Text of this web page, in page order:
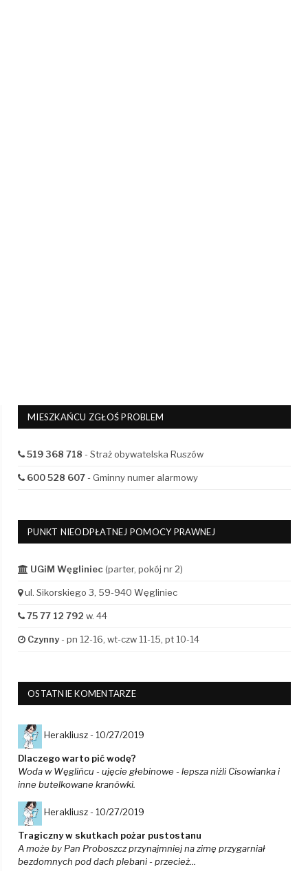
MIESZKAŃCU ZGŁOŚ PROBLEM
519 368 718 - Straż obywatelska Ruszów
600 528 607- Gminny numer alarmowy
PUNKT NIEODPŁATNEJ POMOCY PRAWNEJ
UGiM Węgliniec (parter, pokój nr 2)
ul. Sikorskiego 3, 59-940 Węgliniec
75 77 12 792 w. 44
Czynny- pn 12-16, wt-czw 11-15, pt 10-14
OSTATNIE KOMENTARZE
Herakliusz - 10/27/2019
Dlaczego warto pić wodę?
Woda w Węglińcu - ujęcie głebinowe - lepsza niżli Cisowianka i
inne butelkowane kranówki.
Herakliusz - 10/27/2019
Tragiczny w skutkach pożar pustostanu
A może by Pan Proboszcz przynajmniej na zimę przygarniał
bezdomnych pod dach plebani - przecież...